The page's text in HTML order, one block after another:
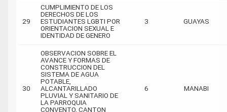
29
CUMPLIMIENTO DE LOS
DERECHOS DE LOS
ESTUDIANTES LGBTI POR
ORIENTACION SEXUAL E
IDENTIDAD DE GENERO
3 GUAYAS
30
OBSERVACION SOBRE EL
AVANCE Y FORMAS DE
CONSTRUCCION DEL
SISTEMA DE AGUA
POTABLE,
ALCANTARILLADO
PLUVIAL Y SANITARIO DE
LA PARROQUIA
CONVENTO, CANTON
6 MANABI